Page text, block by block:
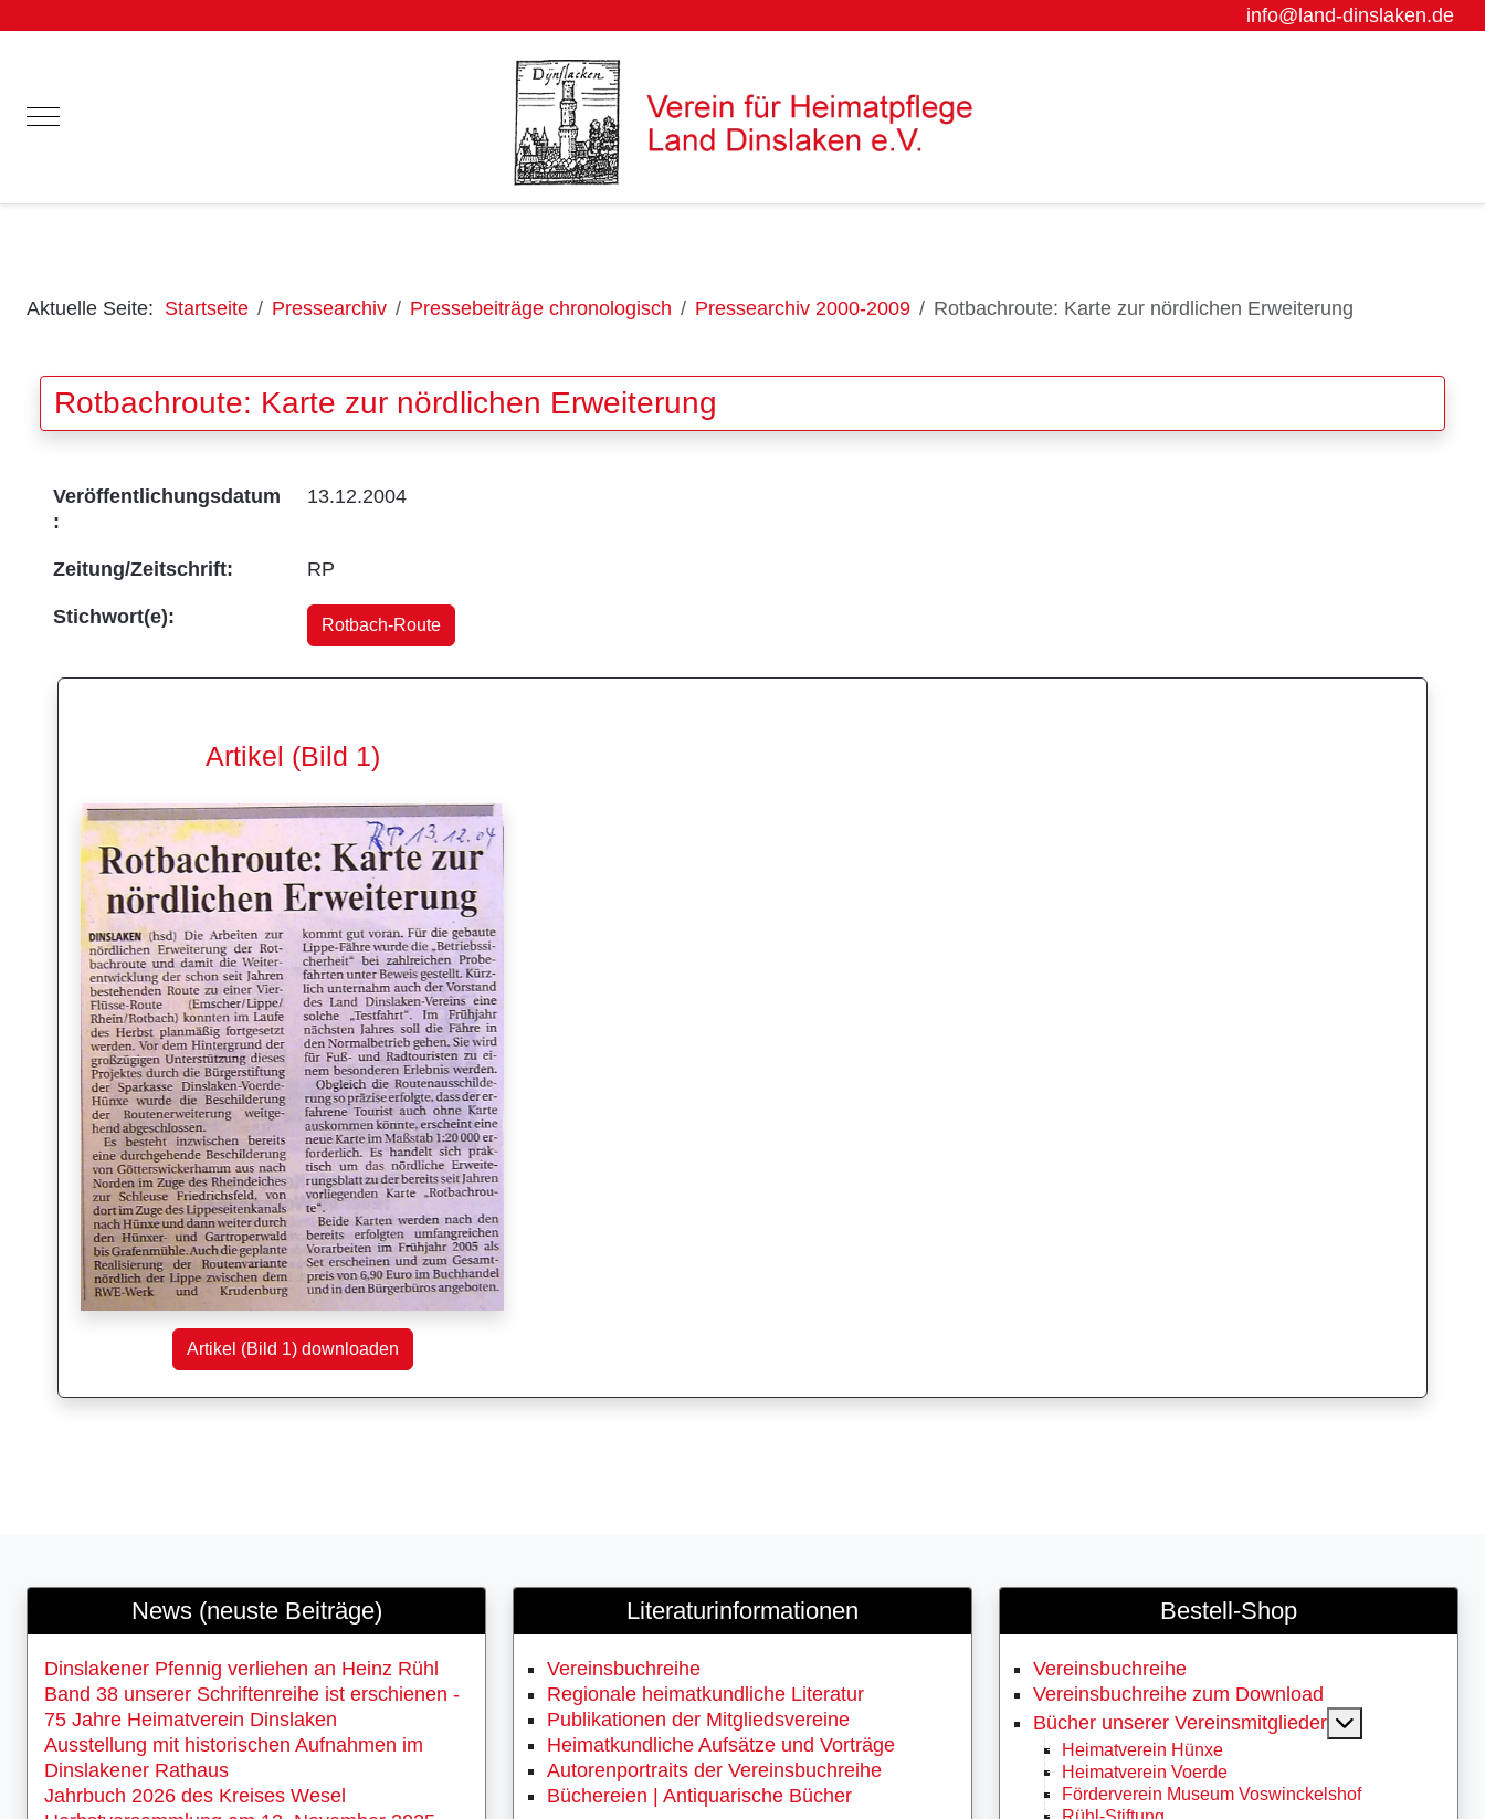
info@land-dinslaken.de
Mobile Menu Toggle
Aktuelle Seite: Startseite Pressearchiv Pressebeiträge chronologisch Pressearchiv 2000-2009 Rotbachroute: Karte zur nördlichen Erweiterung
Rotbachroute: Karte zur nördlichen Erweiterung
Veröffentlichungsdatum
:
13.12.2004
Zeitung/Zeitschrift: RP
Stichwort(e): Rotbach-Route
Artikel (Bild 1)
Artikel (Bild 1) downloaden
News (neuste Beiträge)
Dinslakener Pfennig verliehen an Heinz Rühl
Band 38 unserer Schriftenreihe ist erschienen -
75 Jahre Heimatverein Dinslaken
Ausstellung mit historischen Aufnahmen im
Dinslakener Rathaus
Jahrbuch 2026 des Kreises Wesel
Literaturinformationen
Vereinsbuchreihe
Regionale heimatkundliche Literatur
Publikationen der Mitgliedsvereine
Heimatkundliche Aufsätze und Vorträge
Autorenportraits der Vereinsbuchreihe
Büchereien | Antiquarische Bücher
Bestell-Shop
Vereinsbuchreihe
Vereinsbuchreihe zum Download
Bücher unserer Vereinsmitglieder
Heimatverein Hünxe
Heimatverein Voerde
Förderverein Museum Voswinckelshof